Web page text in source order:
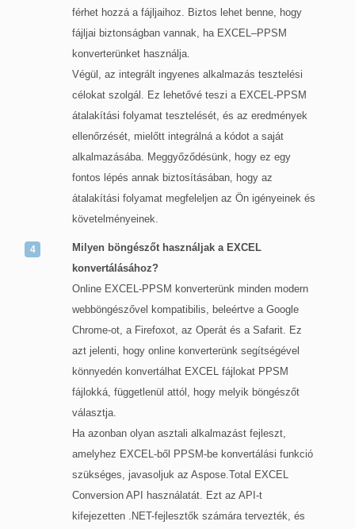
férhet hozzá a fájljaihoz. Biztos lehet benne, hogy
fájljai biztonságban vannak, ha EXCEL–PPSM
konverterünket használja.
Végül, az integrált ingyenes alkalmazás tesztelési
célokat szolgál. Ez lehetővé teszi a EXCEL-PPSM
átalakítási folyamat tesztelését, és az eredmények
ellenőrzését, mielőtt integrálná a kódot a saját
alkalmazásába. Meggyőződésünk, hogy ez egy
fontos lépés annak biztosításában, hogy az
átalakítási folyamat megfeleljen az Ön igényeinek és
követelményeinek.
Milyen böngészőt használjak a EXCEL
konvertálásához?
Online EXCEL-PPSM konverterünk minden modern
webböngészővel kompatibilis, beleértve a Google
Chrome-ot, a Firefoxot, az Operát és a Safarit. Ez
azt jelenti, hogy online konverterünk segítségével
könnyedén konvertálhat EXCEL fájlokat PPSM
fájlokká, függetlenül attól, hogy melyik böngészőt
választja.
Ha azonban olyan asztali alkalmazást fejleszt,
amelyhez EXCEL-ből PPSM-be konvertálási funkció
szükséges, javasoljuk az Aspose.Total EXCEL
Conversion API használatát. Ezt az API-t
kifejezetten .NET-fejlesztők számára tervezték, és